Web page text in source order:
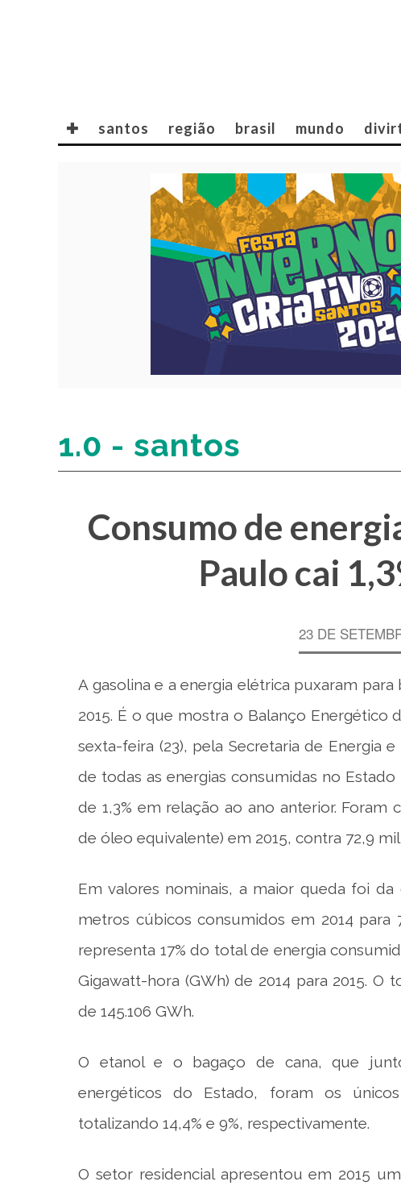
✚ santos região brasil mundo
1.0 - santos
Consumo de
Paulo cai
23 DE
A gasolina e a energia elétrica puxaram
2015. É o que mostra o Balanço Energético
sexta-feira (23), pela Secretaria de Energia
de todas as energias consumidas no
de 1,3% em relação ao ano anterior.
de óleo equivalente) em 2015, contra 72,9
Em valores nominais, a maior queda foi
metros cúbicos consumidos em 2014 para
representa 17% do total de energia
Gigawatt-hora (GWh) de 2014 para 2015.
de 145.106 GWh.
O etanol e o bagaço de cana, que
energéticos do Estado, foram os
totalizando 14,4% e 9%, respectivamente.
O setor residencial apresentou em 2015